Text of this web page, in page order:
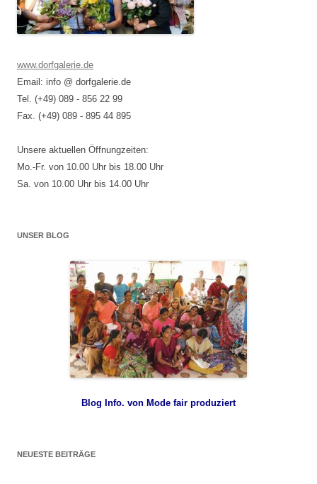
www.dorfgalerie.de
Email: info @ dorfgalerie.de
Tel. (+49) 089 - 856 22 99
Fax. (+49) 089 - 895 44 895
Unsere aktuellen Öffnungzeiten:
Mo.-Fr. von 10.00 Uhr bis 18.00 Uhr
Sa. von 10.00 Uhr bis 14.00 Uhr
UNSER BLOG
Blog Info. von Mode fair produziert
NEUESTE BEITRÄGE